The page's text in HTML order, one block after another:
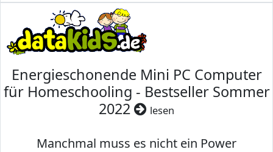
Energieschonende Mini PC Computer
für Homeschooling - Bestseller Sommer
2022
lesen
Manchmal muss es nicht ein Power